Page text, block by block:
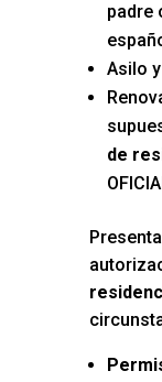
padre
Asilo
de